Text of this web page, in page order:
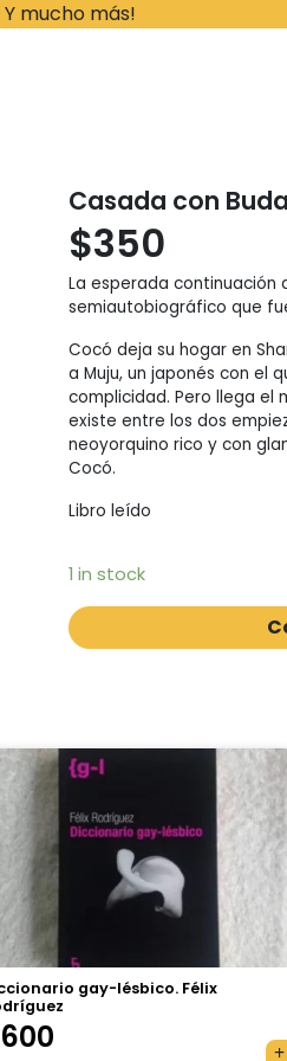
mucho más!
Casada con
$350
La esperada continuación
semiautobiográfico que
Cocó deja su hogar en
a Muju, un japonés con el
complicidad. Pero llega el
existe entre los dos
neoyorquino rico y con
Cocó.
Libro leído
1 in stock
gay-lésbico. Félix
600